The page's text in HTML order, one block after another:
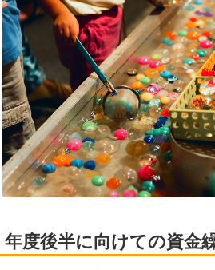
年度後半に向けての資金